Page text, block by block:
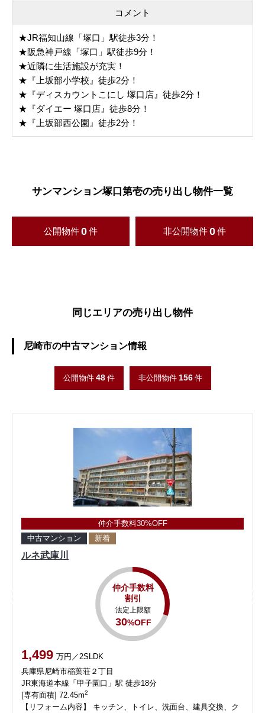
コメント
★JR福知山線「塚口」駅徒歩3分！
★阪急神戸線「塚口」駅徒歩9分！
★近隣に生活施設が充実！
★『上坂部小学校』徒歩2分！
★『ディスカウントこにし 塚口店』徒歩2分！
★『ダイエー 塚口店』徒歩8分！
★『上坂部西公園』徒歩2分！
サンマンション塚口第壱の売り出し物件一覧
公開物件0件 非公開物件 0 件
同じエリアの売り出し物件
尼崎市の中古マンション情報
公開物件 48 件 非公開物件 156 件
仲介手数料30%OFF
中古マンション
新着
ルネ武庫川
仲介手数料
割引
法定上限額
30%OFF
1,499 万円／2SLDK
兵庫県尼崎市稲葉荘２丁目
JR東海道本線「甲子園口」駅 徒歩18分
[専有面積] 72.45m2
【リフォーム内容】 キッチン、トイレ、洗⾯台、建具交換、ク